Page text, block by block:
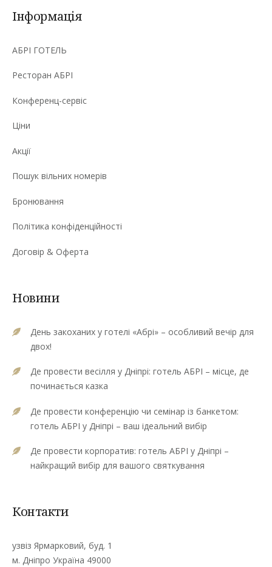
Інформація
АБРІ ГОТЕЛЬ
Ресторан АБРІ
Конференц-сервіс
Ціни
Акції
Пошук вільних номерів
Бронювання
Політика конфіденційності
Договір & Оферта
Новини
День закоханих у готелі «Абрі» – особливий вечір для
двох!
Де провести весілля у Дніпрі: готель АБРІ – місце, де
починається казка
Де провести конференцію чи семінар із банкетом:
готель АБРІ у Дніпрі – ваш ідеальний вибір
Де провести корпоратив: готель АБРІ у Дніпрі –
найкращий вибір для вашого святкування
Контакти
узвіз Ярмарковий, буд. 1
м. Дніпро Україна 49000